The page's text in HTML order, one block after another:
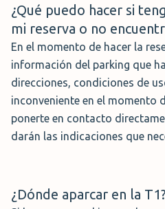
¿Qué puedo hacer si
mi reserva o no
En el momento de hacer la
información del parking que
direcciones, condiciones de
inconveniente en el momento
ponerte en contacto
darán las indicaciones que
¿Dónde aparcar en la T1?